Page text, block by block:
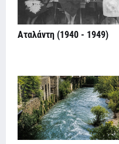
Αταλάντη (1940 - 1949)